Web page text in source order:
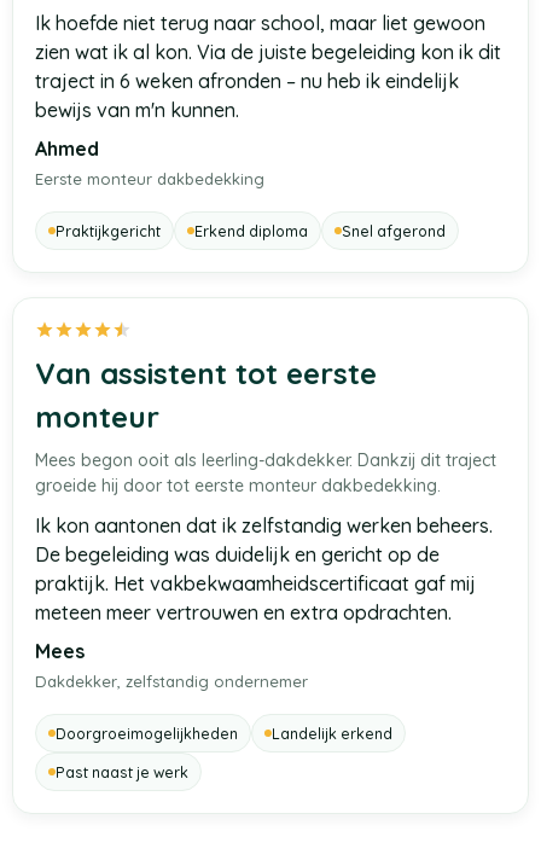
Ik hoefde niet terug naar school, maar liet gewoon
zien wat ik al kon. Via de juiste begeleiding kon ik dit
traject in 6 weken afronden – nu heb ik eindelijk
bewijs van m'n kunnen.
Ahmed
Eerste monteur dakbedekking
Praktijkgericht Erkend diploma Snel afgerond
Van assistent tot eerste
monteur
Mees begon ooit als leerling-dakdekker. Dankzij dit traject
groeide hij door tot eerste monteur dakbedekking.
Ik kon aantonen dat ik zelfstandig werken beheers.
De begeleiding was duidelijk en gericht op de
praktijk. Het vakbekwaamheidscertificaat gaf mij
meteen meer vertrouwen en extra opdrachten.
Mees
Dakdekker, zelfstandig ondernemer
Doorgroeimogelijkheden
Landelijk erkend
Past naast je werk